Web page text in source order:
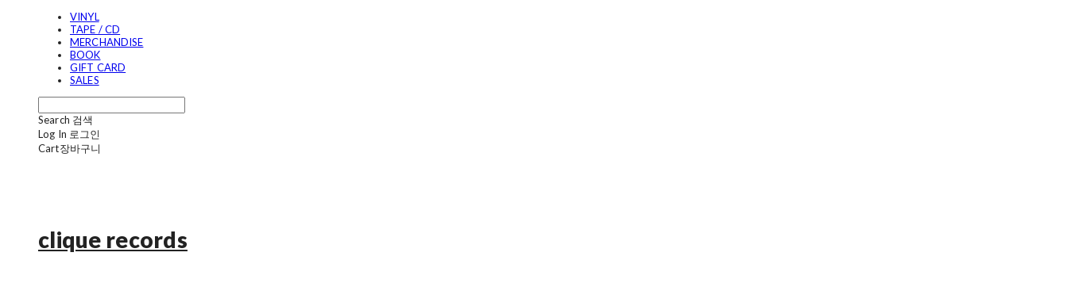
VINYL
TAPE / CD
MERCHANDISE
BOOK
GIFT CARD
SALES
Search 검색
Log In 로그인
Cart장바구니
clique records